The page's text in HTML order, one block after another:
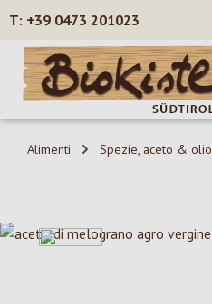
Passa al contenuto principale
+39 0473 201023
Alimenti Spezie, aceto & olio
Salta la galleria di immagini